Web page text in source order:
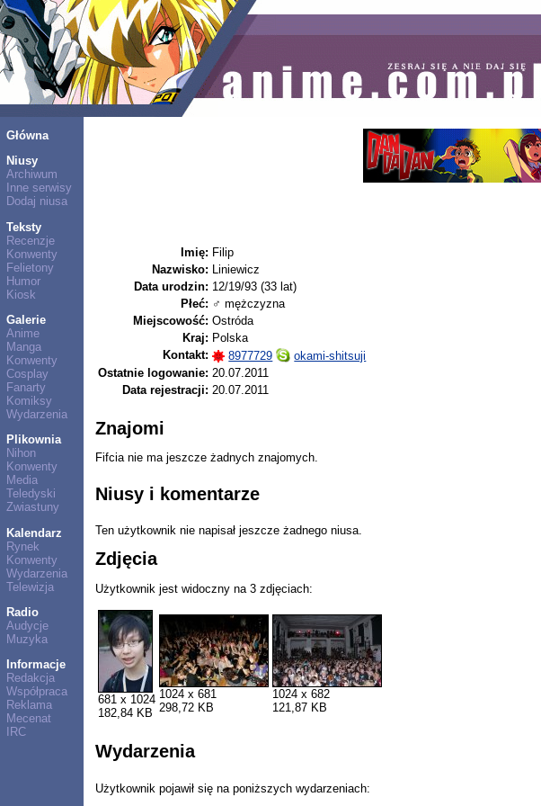
Główna
Niusy
Archiwum
Inne serwisy
Dodaj niusa
Teksty
Recenzje
Konwenty
Felietony
Humor
Kiosk
Galerie
Anime
Manga
Konwenty
Cosplay
Fanarty
Komiksy
Wydarzenia
Plikownia
Nihon
Konwenty
Media
Teledyski
Zwiastuny
Kalendarz
Rynek
Konwenty
Wydarzenia
Telewizja
Radio
Audycje
Muzyka
Informacje
Redakcja
Współpraca
Reklama
Mecenat
IRC
Imię: Filip
Nazwisko: Liniewicz
Data urodzin: 12/19/93 (33 lat)
Płeć: ♂ mężczyzna
Miejscowość: Ostróda
Kraj: Polska
Kontakt:
8977729
okami-shitsuji
Ostatnie logowanie: 20.07.2011
Data rejestracji: 20.07.2011
Znajomi
Fifcia nie ma jeszcze żadnych znajomych.
Niusy i komentarze
Ten użytkownik nie napisał jeszcze żadnego niusa.
Zdjęcia
Użytkownik jest widoczny na 3 zdjęciach:
681 x 1024
182,84 KB
1024 x 681
298,72 KB
1024 x 682
121,87 KB
Wydarzenia
Użytkownik pojawił się na poniższych wydarzeniach: